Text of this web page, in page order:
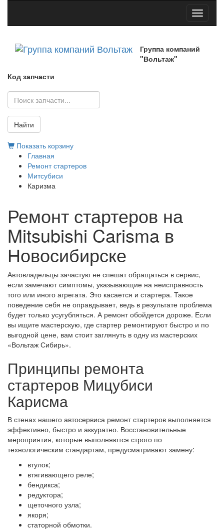
Toggle
Группа компаний
"Вольтаж"
Код запчасти
Найти
Показать корзину
Главная
Ремонт стартеров
Митсубиси
Каризма
Ремонт стартеров на
Mitsubishi Carisma в
Новосибирске
Автовладельцы зачастую не спешат обращаться в сервис,
если замечают симптомы, указывающие на неисправность
того или иного агрегата. Это касается и стартера. Такое
поведение себя не оправдывает, ведь в результате проблема
будет только усугубляться. А ремонт обойдется дороже. Если
вы ищите мастерскую, где стартер ремонтируют быстро и по
выгодной цене, вам стоит заглянуть в одну из мастерских
«Вольтаж Сибирь».
Принципы ремонта
стартеров Мицубиси
Карисма
В стенах нашего автосервиса ремонт стартеров выполняется
эффективно, быстро и аккуратно. Восстановительные
мероприятия, которые выполняются строго по
технологическим стандартам, предусматривают замену:
втулок;
втягивающего реле;
бендикса;
редуктора;
щеточного узла;
якоря;
статорной обмотки.